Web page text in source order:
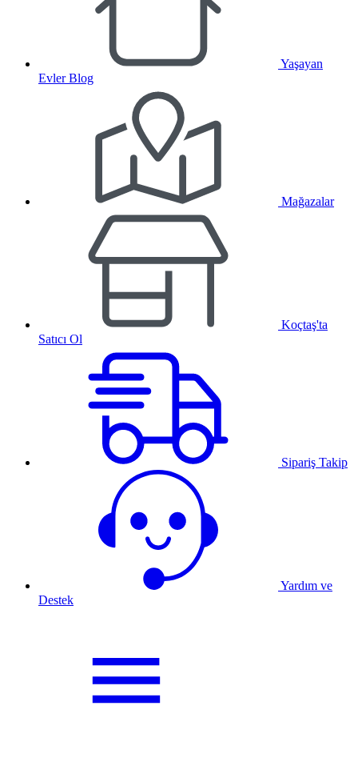
Yaşayan
Evler Blog
Mağazalar
Koçtaş'ta
Satıcı Ol
Sipariş Takip
Yardım ve
Destek